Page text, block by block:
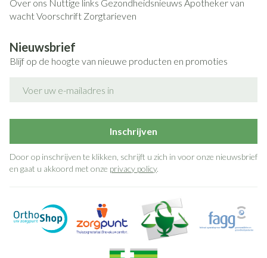
Over ons Nuttige links Gezondheidsnieuws Apotheker van
wachtVoorschrift Zorgtarieven
Nieuwsbrief
Blijf op de hoogte van nieuwe producten en promoties
Inschrijven
Door op inschrijven te klikken, schrijft u zich in voor onze nieuwsbrief
en gaat u akkoord met onze privacy policy.